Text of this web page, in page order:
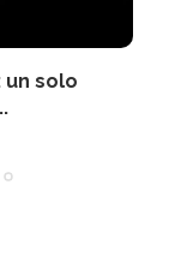
un solo